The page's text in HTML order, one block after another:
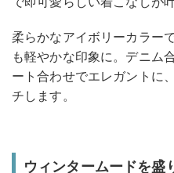
柔らかなアイボリーカラー
も軽やかな印象に。デニム
ート合わせでエレガントに
チします。
ウィンタームードを盛